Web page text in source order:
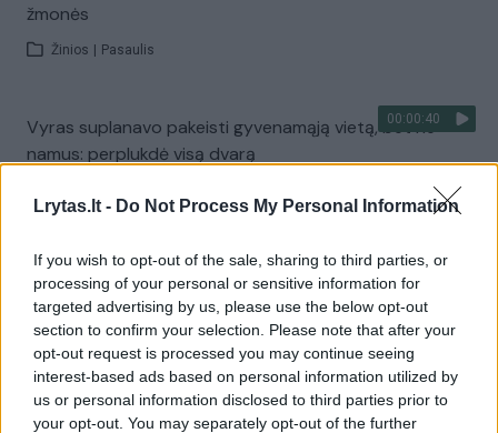
Lrytas.lt - Do Not Process My Personal Information
If you wish to opt-out of the sale, sharing to third parties, or
processing of your personal or sensitive information for
targeted advertising by us, please use the below opt-out
section to confirm your selection. Please note that after your
opt-out request is processed you may continue seeing
interest-based ads based on personal information utilized by
us or personal information disclosed to third parties prior to
your opt-out. You may separately opt-out of the further
žmonės
Žinios Pasaulis
00:00:40
Vyras suplanavo pakeisti gyvenamąją vietą, bet ne
namus: perplukdė visą dvarą
00:02:38
Kauną Nemunu pasiekė pirma krovininė barža
Žinios Lietuvos diena
Apvirtusios baržos kapitonas paleistas į laisvę
Žinios Lietuvos diena